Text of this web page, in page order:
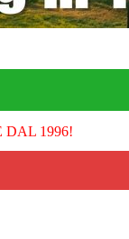
DAL 1996!